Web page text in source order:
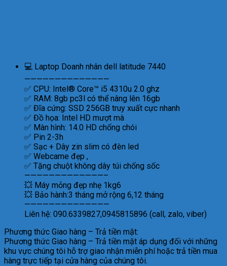
💻 Laptop Doanh nhân dell latitude 7440
——————————————
✅ CPU: Intel® Core™ i5 4310u 2.0 ghz
✅ RAM: 8gb pc3l có thể nâng lên 16gb
✅ Đĩa cứng: SSD 256GB truy xuất cực nhanh
✅ Đồ họa: Intel HD mượt mà
✅ Màn hình: 14.0 HD chống chói
✅ Pin 2-3h
✅ Sạc + Dây zin slim có đèn led
✅ Webcame đẹp ,
✅ Tặng chuột không dây túi chống sốc
—————————————–
💥 Máy mỏng đẹp nhẹ 1kg6
💥 Bảo hành:3 tháng mở rộng 6,12 tháng
——————————————
Liên hệ: 090.6339827,0945815896 (call, zalo, viber)
Phương thức Giao hàng – Trả tiền mặt:
Phương thức Giao hàng – Trả tiền mặt áp dụng đối với những
khu vực chúng tôi hỗ trợ giao nhận miễn phí hoặc trả tiền mua
hàng trực tiếp tại cửa hàng của chúng tôi.